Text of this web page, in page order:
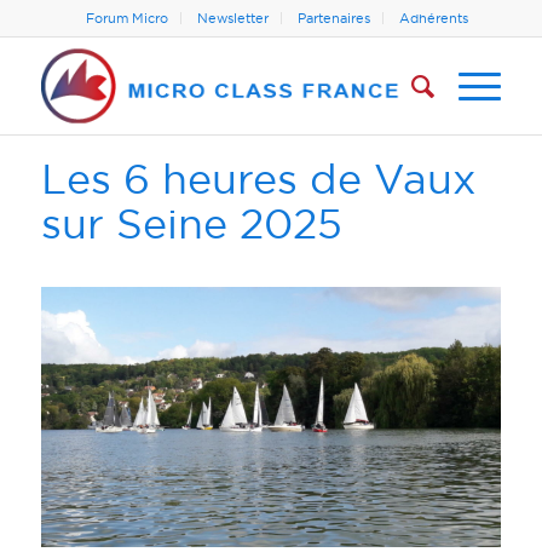
Forum Micro Newsletter Partenaires Adhérents
Les 6 heures de Vaux
sur Seine 2025